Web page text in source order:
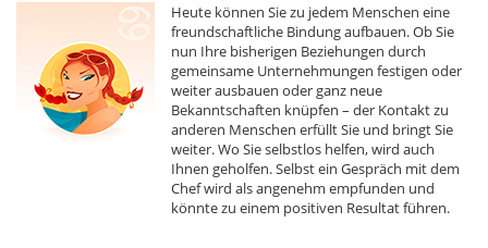
Heute können Sie zu jedem Menschen eine
freundschaftliche Bindung aufbauen. Ob Sie
nun Ihre bisherigen Beziehungen durch
gemeinsame Unternehmungen festigen oder
weiter ausbauen oder ganz neue
Bekanntschaften knüpfen – der Kontakt zu
anderen Menschen erfüllt Sie und bringt Sie
weiter. Wo Sie selbstlos helfen, wird auch
Ihnen geholfen. Selbst ein Gespräch mit dem
Chef wird als angenehm empfunden und
könnte zu einem positiven Resultat führen.